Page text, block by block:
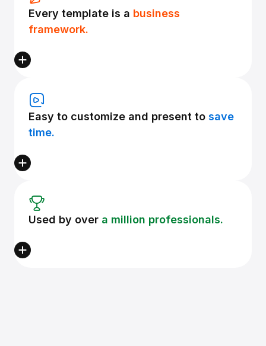
Every template is a business
framework.
Easy to customize and present to save
time.
Used by over a million professionals.